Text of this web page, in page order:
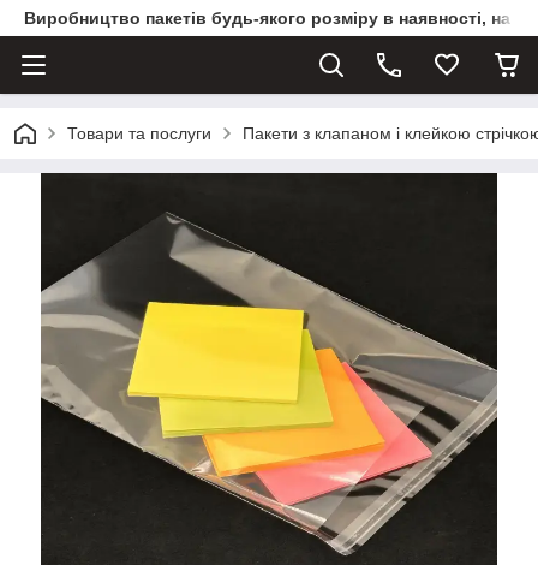
Виробництво пакетів будь-якого розміру в наявності, на
Товари та послуги Пакети з клапаном і клейкою